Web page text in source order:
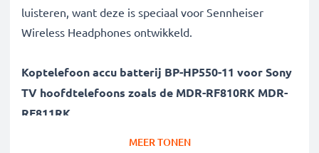
luisteren, want deze is speciaal voor Sennheiser
Wireless Headphones ontwikkeld.
Koptelefoon accu batterij BP-HP550-11 voor Sony
TV hoofdtelefoons zoals de MDR-RF810RK MDR-
RF811RK
MEER TONEN